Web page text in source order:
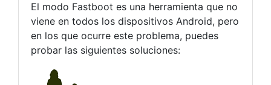
El modo Fastboot es una herramienta que no
viene en todos los dispositivos Android, pero
en los que ocurre este problema, puedes
probar las siguientes soluciones: